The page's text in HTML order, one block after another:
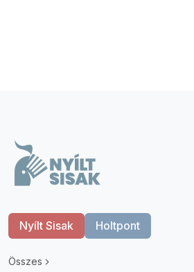
Nyílt Sisak Holtpont
Összes